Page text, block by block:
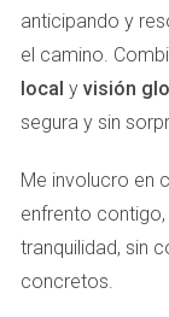
Si ya has
víctima de una
rápidamente.
seguir:
Reúne
correos
pantalla
Contacta a
través de
anticipando y
el camino.
local y visión
segura y sin
Me involucro en
enfrento
tranquilidad, sin
concretos.